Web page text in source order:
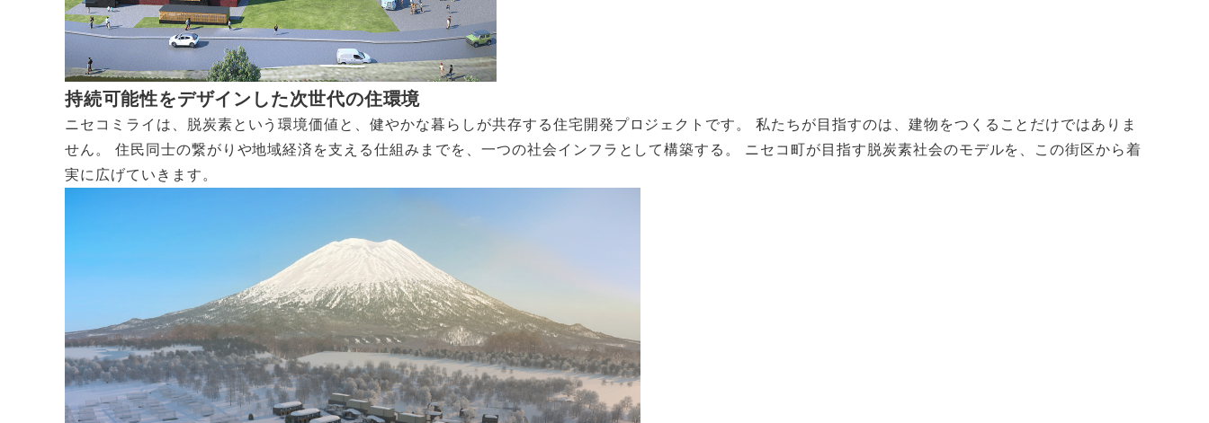
持続可能性をデザインした次世代の住環境
ニセコミライは、脱炭素という環境価値と、健やかな暮らしが共存する住宅開発プロジェクトです。 私たちが目指すのは、建物をつくることだけではありま
せん。 住民同士の繋がりや地域経済を支える仕組みまでを、一つの社会インフラとして構築する。 ニセコ町が目指す脱炭素社会のモデルを、この街区から着
実に広げていきます。